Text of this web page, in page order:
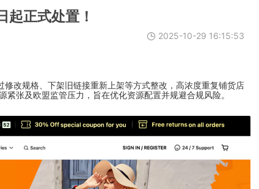
起正式处置！
2025-10-29 16:15:53
改规格、下架旧链接重新上架等方式整改，高浓度重复铺货店
张及欧盟监管压力，旨在优化资源配置并规避合规风险。